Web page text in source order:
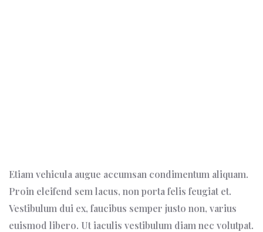
Etiam vehicula augue accumsan condimentum aliquam.
Proin eleifend sem lacus, non porta felis feugiat et.
Vestibulum dui ex, faucibus semper justo non, varius
euismod libero. Ut iaculis vestibulum diam nec volutpat.